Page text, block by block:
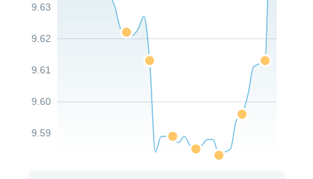
9.59
9.60
9.61
9.62
9.63